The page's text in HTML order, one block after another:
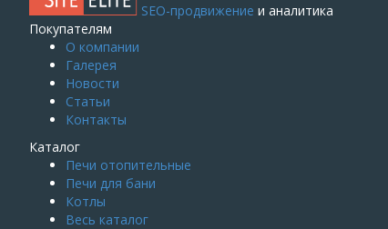
SEO-продвижение и аналитика
Покупателям
О компании
Галерея
Новости
Статьи
Контакты
Каталог
Печи отопительные
Печи для бани
Котлы
Весь каталог